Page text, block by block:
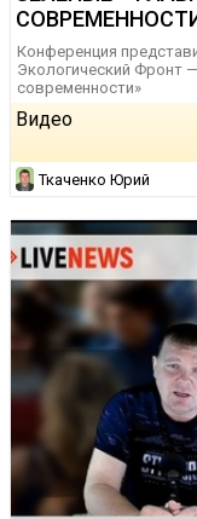
Конференция
Экологический Фронт
современности»
Видео
Ткаченко Юрий